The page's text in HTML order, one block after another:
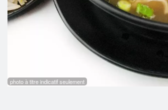
photo à titre indicatif seulement